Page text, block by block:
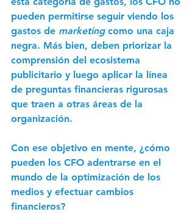
pueden permitirse seguir viendo los
gastos de marketing como una caja
negra. Más bien, deben priorizar la
comprensión del ecosistema
publicitario y luego aplicar la línea
de preguntas financieras rigurosas
que traen a otras áreas de la
organización.
Con ese objetivo en mente, ¿cómo
pueden los CFO adentrarse en el
mundo de la optimización de los
medios y efectuar cambios
financieros?